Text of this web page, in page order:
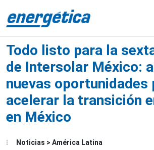
Menu
Menu
Todo listo para la
de Intersolar México:
nuevas oportunidades
acelerar la transición
en México
Noticias > América Latina